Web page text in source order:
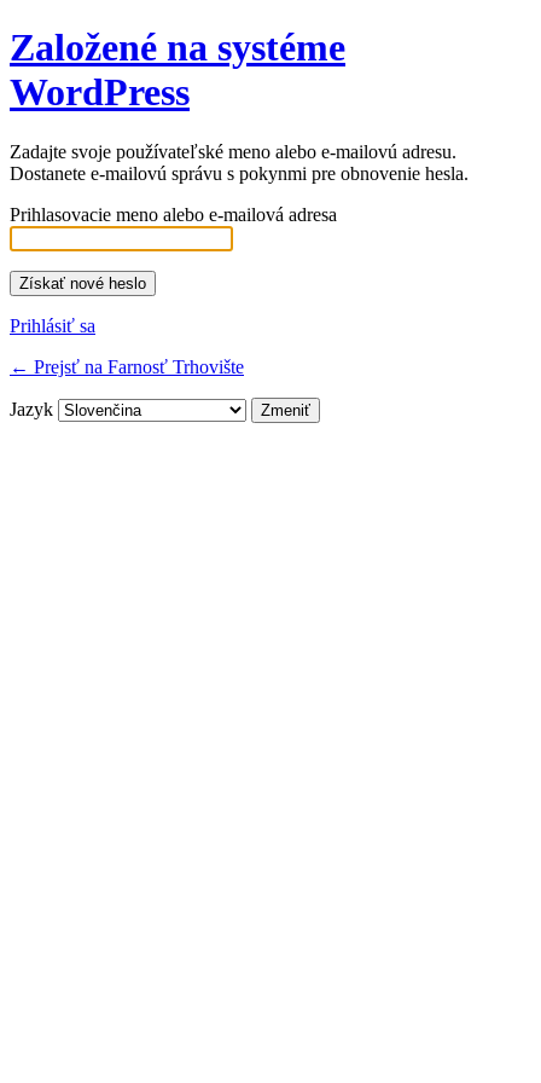
Založené na systéme
WordPress
Zadajte svoje používateľské meno alebo e-mailovú adresu.
Dostanete e-mailovú správu s pokynmi pre obnovenie hesla.
Prihlasovacie meno alebo e-mailová adresa
Prihlásiť sa
← Prejsť na Farnosť Trhovište
Jazyk